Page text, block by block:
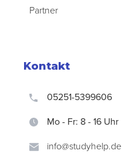
Partner
Kontakt
05251-5399606
Mo - Fr: 8 - 16 Uhr
info@studyhelp.de